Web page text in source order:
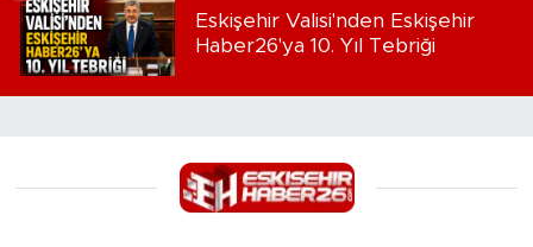
Eskişehir Valisi'nden Eskişehir
Haber26'ya 10. Yıl Tebriği